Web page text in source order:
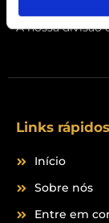
Links rápidos
Início
Sobre nós
Entre em
c
e
o
s
t
r
A nossa divisão